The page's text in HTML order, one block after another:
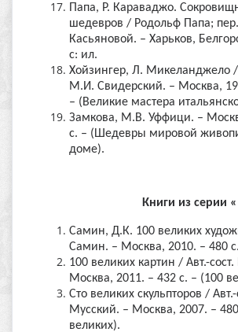
Папа, Р. Караваджо.
шедевров / Родольф Папа;
Касьяновой. – Харьков,
с: ил.
Хойзингер, Л. Микеланджело
М.И. Свидерский. – Москва,
– (Великие мастера
Замкова, М.В. Уффици. –
с. – (Шедевры мировой
доме).
Книги из серии
Самин, Д.К. 100 великих
Самин. – Москва, 2010. – 480
100 великих картин / Авт.-
Москва, 2011. – 432 с. – (100
Сто великих скульпторов /
Мусский. – Москва, 2007. –
великих).